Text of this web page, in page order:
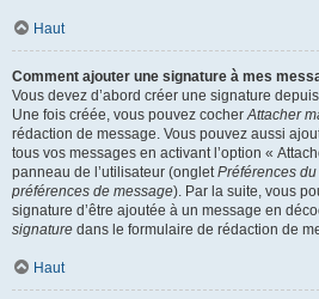
Haut
Comment ajouter une signature à mes
Vous devez d’abord créer une signature
Une fois créée, vous pouvez cocherAttacher
rédaction de message. Vous pouvez aussi
tous vos messages en activant l’option «
panneau de l’utilisateur (ongletPréférences
préférences de message). Par la suite, vous
signature d’être ajoutée à un message en
signature dans le formulaire de rédaction de
Haut